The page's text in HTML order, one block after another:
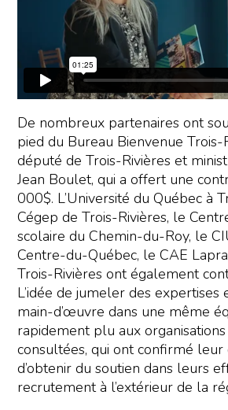
De nombreux partenaires ont
pied du Bureau Bienvenue Trois-
député de Trois-Rivières et
Jean Boulet, qui a offert une
000$. L’Université du Québec à
Cégep de Trois-Rivières, le
scolaire du Chemin-du-Roy, le
Centre-du-Québec, le CAE
Trois-Rivières ont également
L’idée de jumeler des expertises
main-d’œuvre dans une même
rapidement plu aux
consultées, qui ont confirmé leur
d’obtenir du soutien dans leurs
recrutement à l’extérieur de la